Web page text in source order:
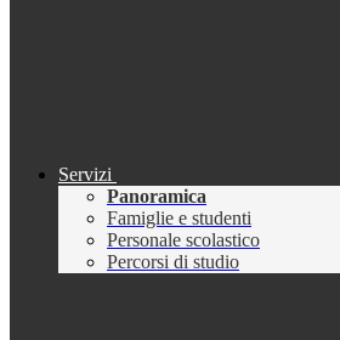
Servizi
Panoramica
Famiglie e studenti
Personale scolastico
Percorsi di studio